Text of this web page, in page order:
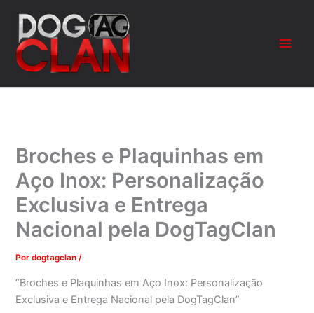
para
conteúdo
Broches e Plaquinhas em
Aço Inox: Personalização
Exclusiva e Entrega
Nacional pela DogTagClan
Pordogtagclan/
“Broches e Plaquinhas em Aço Inox: Personalização
Exclusiva e Entrega Nacional pela DogTagClan”